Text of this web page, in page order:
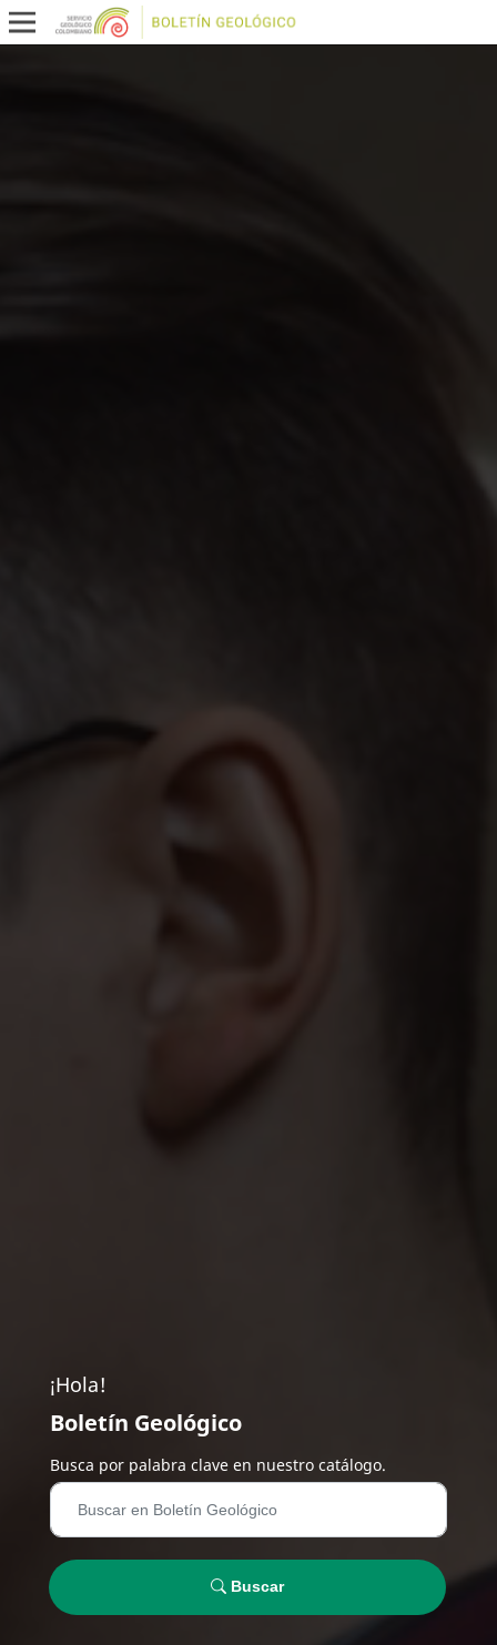
¡Hola!
Boletín Geológico
Busca por palabra clave en nuestro catálogo.
Buscar